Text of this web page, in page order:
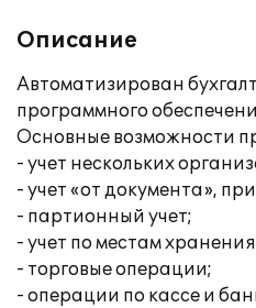
Описание
Автоматизирован
программного
Основные возможности
- учет нескольких
- учет «от документа»,
- партионный учет;
- учет по местам
- торговые операции;
- операции по кассе и